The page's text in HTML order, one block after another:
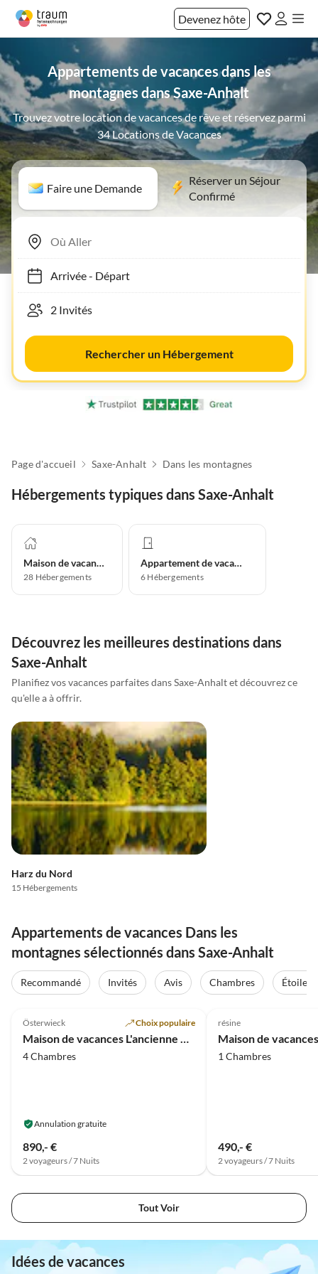
Devenez hôte
Appartements de vacances dans les
montagnes dans Saxe-Anhalt
Trouvez votre location de vacances de rêve et réservez parmi
34 Locations de Vacances
Faire une Demande
Réserver un Séjour
Confirmé
Arrivée- Départ
Rechercher un Hébergement
Page d'accueil Saxe-Anhalt Dans les montagnes
Hébergements typiques dans Saxe-Anhalt
Maison de vacances
28 Hébergements
Appartement de vacances
6 Hébergements
Découvrez les meilleures destinations dans
Saxe-Anhalt
Planifiez vos vacances parfaites dans Saxe-Anhalt et découvrez ce
qu'elle a à offrir.
Harz du Nord
15 Hébergements
Appartements de vacances Dans les
montagnes sélectionnés dans Saxe-Anhalt
Recommandé Invités Avis Chambres Étoiles
Super hôte
Meilleure
Österwieck Choix populaire
4 Chambres
Annulation gratuite
890,- €
2 voyageurs / 7 Nuits
résine
Maison de
1 Chambres
490,- €
2 voyageurs / 7 Nuits
Tout Voir
Idées de vacances